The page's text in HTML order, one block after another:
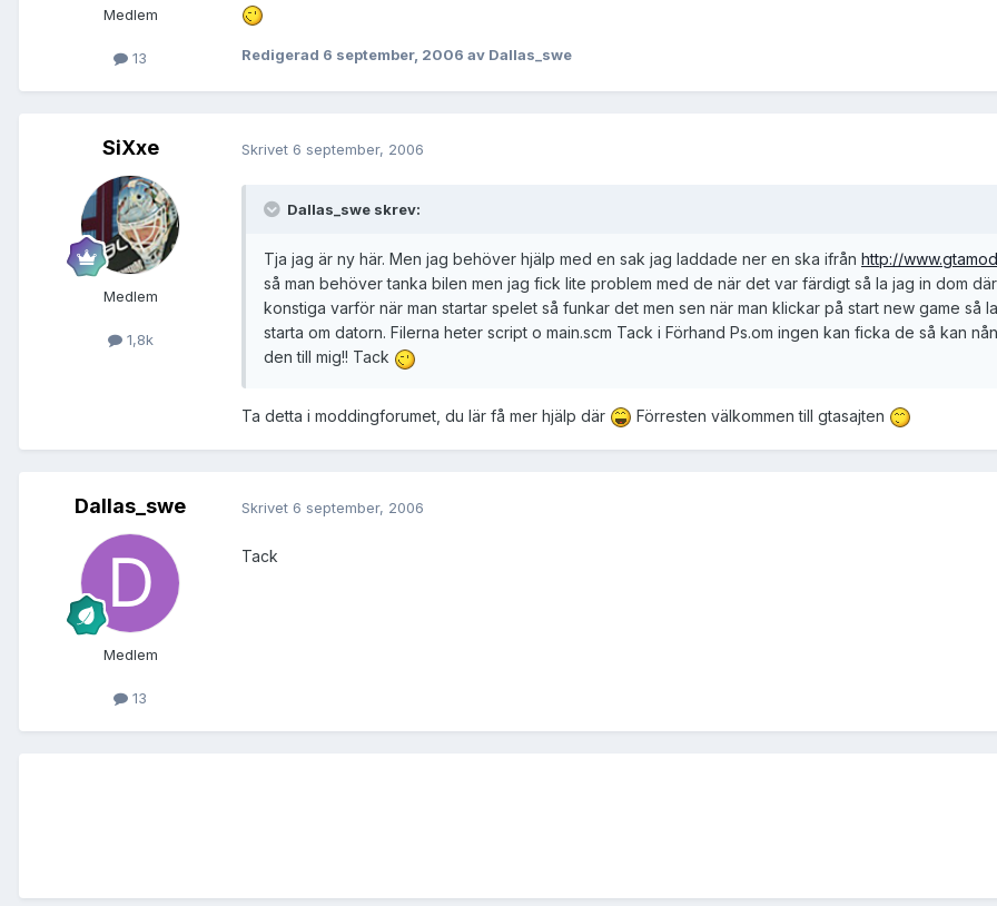
Medlem
13 Redigerad 6 september, 2006 av Dallas_swe
SiXxe
Medlem
1,8k
Skrivet 6 september, 2006
Dallas_swe skrev:
Tja jag är ny här. Men jag behöver hjälp med en sak jag laddade ner en ska ifrån http://
så man behöver tanka bilen men jag fick lite problem med de när det var färdigt så la jag in dom
konstiga varför när man startar spelet så funkar det men sen när man klickar på start new game
starta om datorn. Filerna heter script o main.scm Tack i Förhand Ps.om ingen kan ficka de så kan
den till mig!! Tack
Ta detta i moddingforumet, du lär få mer hjälp där Förresten välkommen till gtasajten
Dallas_swe
Medlem
13
Skrivet 6 september, 2006
Tack